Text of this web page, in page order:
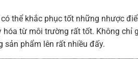
thể khắc phục tốt những nhược
từ môi trường rất tốt. Không chỉ
sản phẩm lên rất nhiều đấy.